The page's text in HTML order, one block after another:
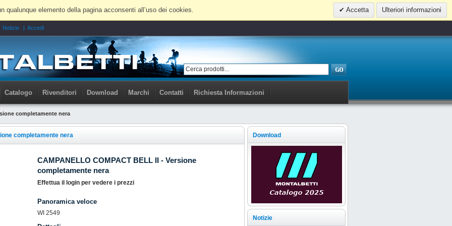
elemento della pagina acconsenti all’uso dei cookies. Accetta Ulteriori informazioni
Notizie Accedi
Catalogo Rivenditori Download Marchi Contatti Richiesta Informazioni
completamente nera
completamente nera
CAMPANELLO COMPACT BELL II - Versione
completamente nera
Effettua il login per vedere i prezzi
Panoramica veloce
WI 2549
Download
Notizie